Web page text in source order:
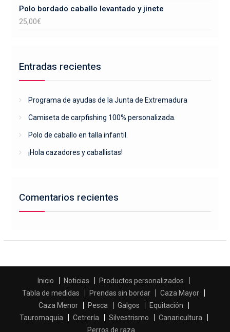
Polo bordado caballo levantado y jinete
25,00€
Entradas recientes
Programa de ayudas de la Junta de Extremadura
Camiseta de carpfishing 100% personalizada.
Polo de caballo en talla infantil.
¡Hola cazadores y caballistas!
Comentarios recientes
Inicio Noticias
Productos personalizados
Tabla de medidas
Prendas sin bordar
Caza Mayor
Caza Menor
Pesca Galgos
Equitación
Tauromaquia
Cetrería Silvestrismo
Canaricultura
Perros de raza